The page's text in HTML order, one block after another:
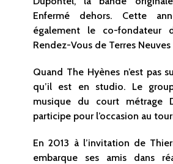
Enfermé dehors. Cette
également le co-fondateur
Rendez-Vous de Terres
Quand The Hyènes n’est pas
qu’il est en studio. Le
musique du court métrage
participe pour l’occasion au
En 2013 à l’invitation de
embarque ses amis dans